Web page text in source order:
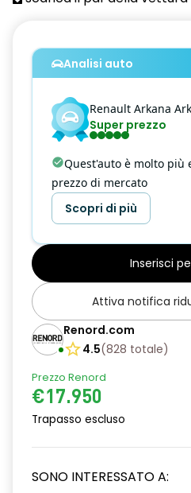
Analisi auto
Renault Arkana
Super prezzo
Quest'auto è molto più
prezzo di mercato
Scopri di più
Inserisci
Attiva notifica
Renord.com
4.5(828 totale)
Prezzo Renord
€17.950
Trapasso escluso
SONO INTERESSATO A: